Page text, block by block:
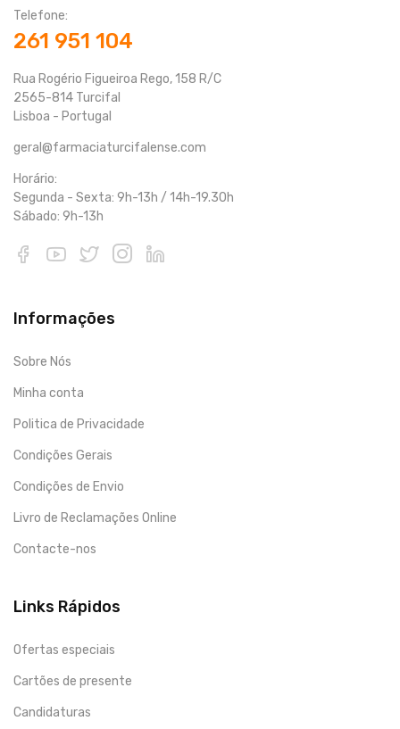
Telefone:
261 951 104
Rua Rogério Figueiroa Rego, 158 R/C
2565-814 Turcifal
Lisboa - Portugal
geral@farmaciaturcifalense.com
Horário:
Segunda - Sexta: 9h-13h / 14h-19.30h
Sábado: 9h-13h
Informações
Sobre Nós
Minha conta
Politica de Privacidade
Condições Gerais
Condições de Envio
Livro de Reclamações Online
Contacte-nos
Links Rápidos
Ofertas especiais
Cartões de presente
Candidaturas